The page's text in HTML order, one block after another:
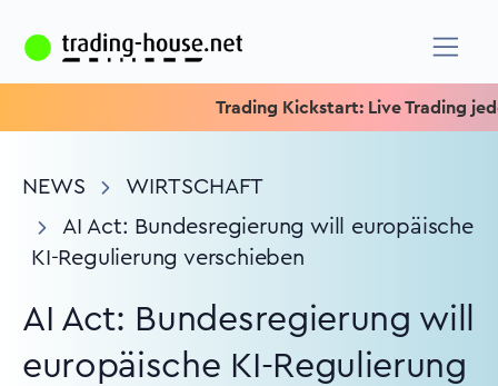
Trading Kickstart: Live Trading
NEWS
WIRTSCHAFT
AI Act: Bundesregierung will europäische
KI-Regulierung verschieben
AI Act: Bundesregierung will
europäische KI-Regulierung